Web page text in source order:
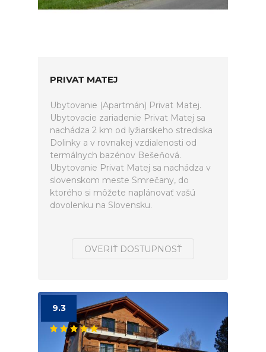
PRIVAT MATEJ
Ubytovanie (Apartmán) Privat Matej.
Ubytovacie zariadenie Privat Matej sa
nachádza 2 km od lyžiarskeho strediska
Dolinky a v rovnakej vzdialenosti od
termálnych bazénov Bešeňová.
Ubytovanie Privat Matej sa nachádza v
slovenskom meste Smrečany, do
ktorého si môžete naplánovať vašú
dovolenku na Slovensku.
OVERIŤ DOSTUPNOSŤ
9.3